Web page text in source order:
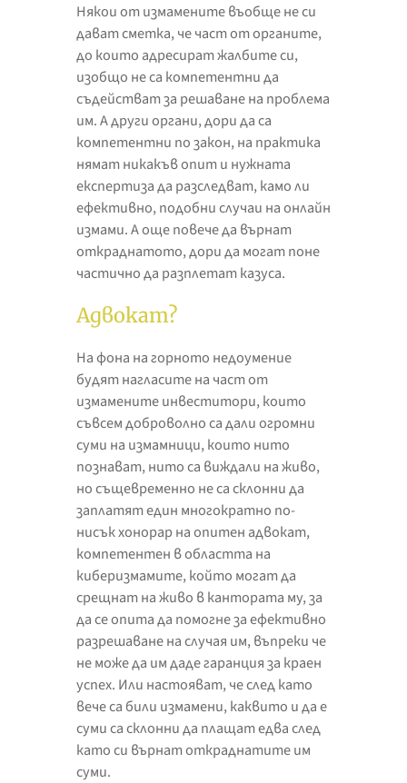
Някои от измамените въобще не си
дават сметка, че част от органите,
до които адресират жалбите си,
изобщо не са компетентни да
съдействат за решаване на проблема
им. А други органи, дори да са
компетентни по закон, на практика
нямат никакъв опит и нужната
експертиза да разследват, камо ли
ефективно, подобни случаи на онлайн
измами. А още повече да върнат
откраднатото, дори да могат поне
частично да разплетат казуса.
Адвокат?
На фона на горното недоумение
будят нагласите на част от
измамените инвеститори, които
съвсем доброволно са дали огромни
суми на измамници, които нито
познават, нито са виждали на живо,
но същевременно не са склонни да
заплатят един многократно по-
нисък хонорар на опитен адвокат,
компетентен в областта на
киберизмамите, който могат да
срещнат на живо в кантората му, за
да се опита да помогне за ефективно
разрешаване на случая им, въпреки че
не може да им даде гаранция за краен
успех. Или настояват, че след като
вече са били измамени, каквито и да е
суми са склонни да плащат едва след
като си върнат откраднатите им
суми.